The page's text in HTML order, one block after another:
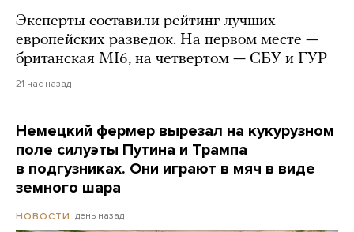
Эксперты составили рейтинг лучших
европейских разведок. На первом месте —
британская MI6, на четвертом — СБУ и ГУР
21 час назад
Немецкий фермер вырезал на кукурузном
поле силуэты Путина и Трампа
в подгузниках. Они играют в мяч в виде
земного шара
НОВОСТИ день назад